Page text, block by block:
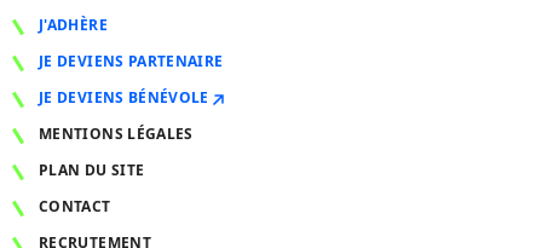
J'ADHÈRE
JE DEVIENS PARTENAIRE
JE DEVIENS BÉNÉVOLE
MENTIONS LÉGALES
PLAN DU SITE
CONTACT
RECRUTEMENT